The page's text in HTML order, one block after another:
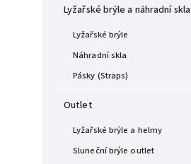
Lyžařské brýle a náhradní skla
Lyžařské brýle
Náhradní skla
Pásky (Straps)
Outlet
Lyžařské brýle a helmy
Sluneční brýle outlet